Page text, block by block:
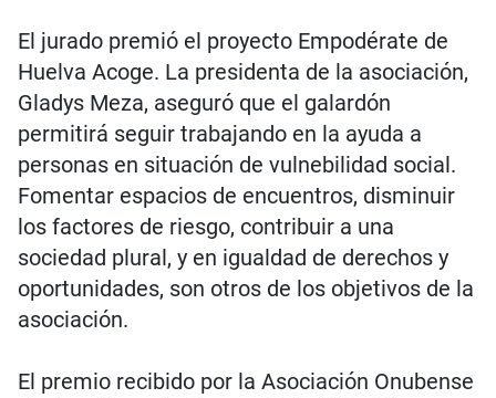
El jurado premió el proyecto Empodérate de
Huelva Acoge. La presidenta de la asociación,
Gladys Meza, aseguró que el galardón
permitirá seguir trabajando en la ayuda a
personas en situación de vulnebilidad social.
Fomentar espacios de encuentros, disminuir
los factores de riesgo, contribuir a una
sociedad plural, y en igualdad de derechos y
oportunidades, son otros de los objetivos de la
asociación.
El premio recibido por la Asociación Onubense